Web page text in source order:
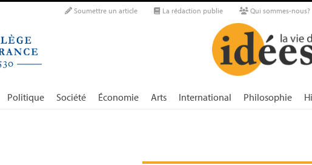
Soumettre un article La rédaction publie Qui sommes-nous?
Politique Société Économie Arts International Philosophie